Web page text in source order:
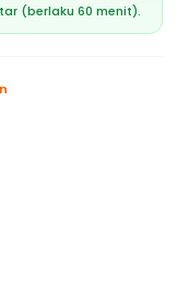
(berlaku 60 menit).